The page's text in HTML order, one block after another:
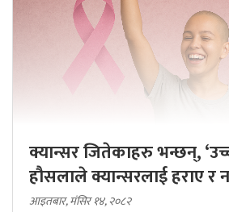
क्यान्सर जितेकाहरु भन्छन्,
हौसलाले क्यान्सरलाई हराए र
आइतबार, मंसिर १४, २०८२